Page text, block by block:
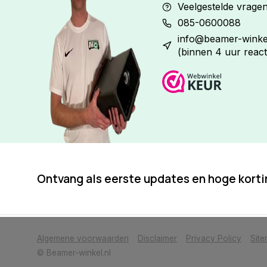
Veelgestelde
085-0600088
info@beamer-
(binnen 4 uur
Ontvang als eerste updates en hoge
Algemene voorwaarden Disclaimer Privacy Policy
© Beamer-winkel.nl
            Wij slaan cookies op om onze website te verbeteren. Is dat akkoord?